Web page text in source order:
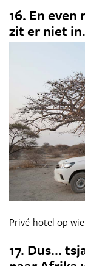
16. En
zit er niet in.
Privé-hotel op
17. Dus...